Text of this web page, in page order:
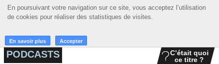
En poursuivant votre navigation sur ce site, vous acceptez l’utilisation
de cookies pour réaliser des statistiques de visites.
En savoir plus Accepter
En poursuivant votre navigation sur ce site, vous acceptez l’utilisation
de cookies pour réaliser des statistiques de visites.
En savoir plus Accepter
☰ MENU
ACCUEIL
PODCASTS
C’était quoi
ce titre ?